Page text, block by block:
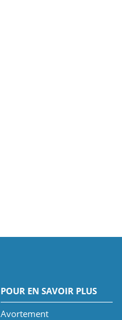
POUR EN SAVOIR PLUS
Avortement